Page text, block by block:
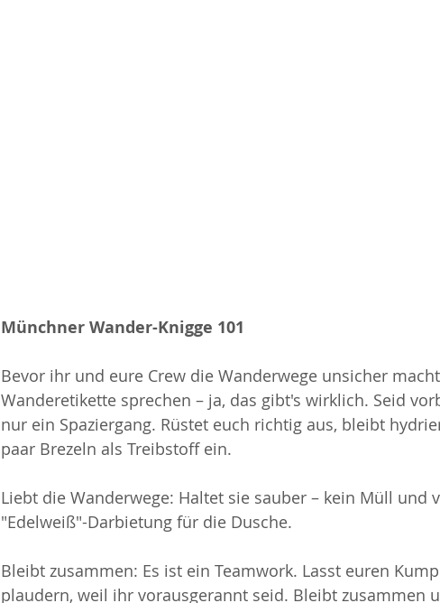
Münchner Wander-Knigge 101
Bevor ihr und eure Crew die Wanderwege unsicher
Wanderetikette sprechen – ja, das gibt's wirklich. Seid
nur ein Spaziergang. Rüstet euch richtig aus, bleibt
paar Brezeln als Treibstoff ein.
Liebt die Wanderwege: Haltet sie sauber – kein Müll und
"Edelweiß"-Darbietung für die Dusche.
Bleibt zusammen: Es ist ein Teamwork. Lasst euren
plaudern, weil ihr vorausgerannt seid. Bleibt zusammen